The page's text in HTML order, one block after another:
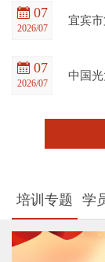
07
2026/07
07
2026/07
培训专题 学